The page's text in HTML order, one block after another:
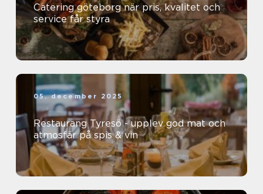
Catering göteborg när pris, kvalitet och
service får styra
05. december 2025
Restaurang Tyresö - upplev god mat och
atmosfär på spis & vin